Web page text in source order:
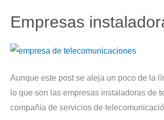
telecomunicaciones
sociedad
la
información
Empresas
Aunque este post se aleja un poco de la
lo que son las empresas instaladoras de
compañía de servicios de